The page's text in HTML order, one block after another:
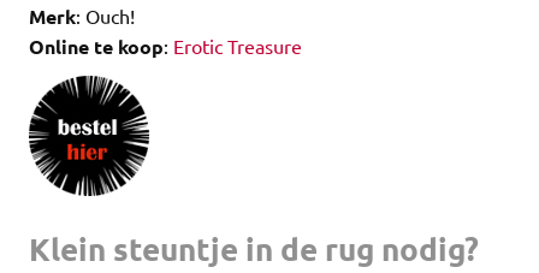
Merk: Ouch!
Online te koop: Erotic Treasure
Klein steuntje in de rug nodig?